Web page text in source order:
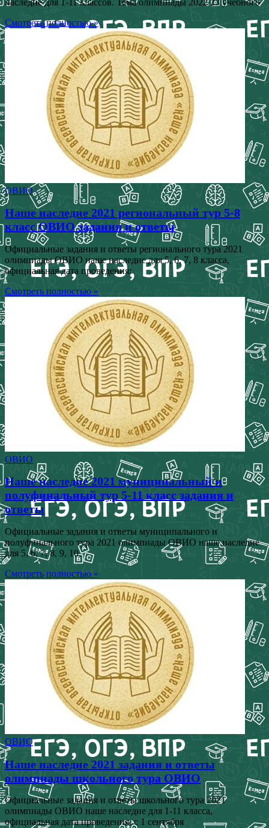
Смотреть полностью »
ОВИО
Наше наследие 2021 региональный тур 5-8
класс ОВИО задания и ответы
Официальные задания и ответы регионального тура 2021
олимпиады ОВИО наше наследие для 5, 6, 7, 8 класса,
официальная дата проведения:
Смотреть полностью »
ОВИО
Наше наследие 2021 муниципальный и
полуфинальный тур 5-11 класс задания и
ответы
Официальные задания и ответы муниципального и
полуфинального тура 2021 олимпиады ОВИО наше наследие
для 5, 6, 7, 8, 9, 10,
Смотреть полностью »
ОВИО
Наше наследие 2021 задания и ответы
олимпиады школьного тура ОВИО
Официальные задания и ответы школьного тура 2021
олимпиады ОВИО наше наследие для 1-11 класса,
официальная дата проведения: с 1 сентября